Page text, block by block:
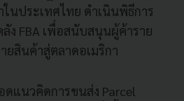
นประเทศไทย ดำเนินพิธีการ
ง FBA เพื่อสนับสนุนผู้ค้าราย
ยสินค้าสู่ตลาดอเมริกา
แนวคิดการขนส่ง Parcel